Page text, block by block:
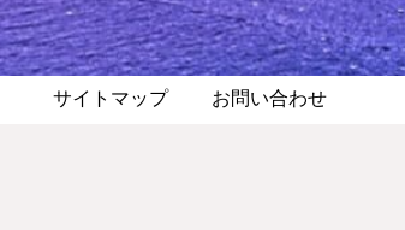
サイトマップ お問い合わせ